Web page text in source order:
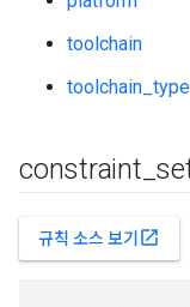
toolchain
toolchain_type
constraint
규칙 소스 보기 open_in_new